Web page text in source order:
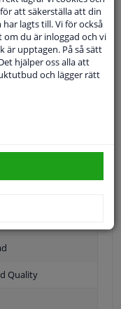
bildelar.
din bil.
Quality
att säkerställa att din
lagts till. Vi för också
du är inloggad och vi
upptagen. På så sätt
hjälper oss alla att
och lägger rätt